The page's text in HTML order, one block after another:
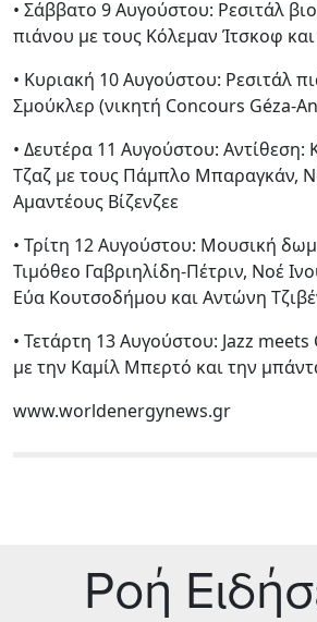
• Σάββατο 9 Αυγούστου: Ρεσιτάλ
πιάνου με τους Κόλεμαν Ίτσκοφ
• Κυριακή 10 Αυγούστου: Ρεσιτάλ
Σμούκλερ (νικητή Concours Géza-
• Δευτέρα 11 Αυγούστου: Αντίθεση:
Τζαζ με τους Πάμπλο Μπαραγκάν,
Αμαντέους Βίζενζεε
• Τρίτη 12 Αυγούστου: Μουσική
Τιμόθεο Γαβριηλίδη-Πέτριν, Νοέ
Εύα Κουτσοδήμου και Αντώνη
• Τετάρτη 13 Αυγούστου: Jazz
με την Καμίλ Μπερτό και την
www.worldenergynews.gr
Ρoή